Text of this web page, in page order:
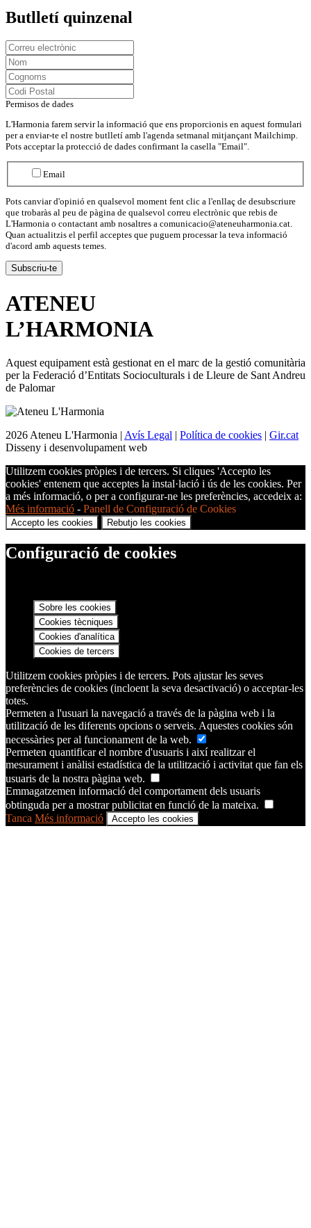
Butlletí quinzenal
Permisos de dades
L'Harmonia farem servir la informació que ens proporcionis en aquest formulari
per a enviar-te el nostre butlletí amb l'agenda setmanal mitjançant Mailchimp.
Pots acceptar la protecció de dades confirmant la casella "Email".
Email
Pots canviar d'opinió en qualsevol moment fent clic a l'enllaç de desubscriure
que trobaràs al peu de pàgina de qualsevol correu electrònic que rebis de
L'Harmonia o contactant amb nosaltres a comunicacio@ateneuharmonia.cat.
Quan actualitzis el perfil acceptes que puguem processar la teva informació
d'acord amb aquests temes.
ATENEU
L’HARMONIA
Aquest equipament està gestionat en el marc de la gestió comunitària
per la Federació d’Entitats Socioculturals i de Lleure de Sant Andreu
de Palomar
2026 Ateneu L'Harmonia | Avís Legal | Política de cookies | Gir.cat
Disseny i desenvolupament web
Utilitzem cookies pròpies i de tercers. Si cliques 'Accepto les
cookies' entenem que acceptes la instal·lació i ús de les cookies. Per
a més informació, o per a configurar-ne les preferències, accedeix a:
Més informació - Panell de Configuració de Cookies
Accepto les cookies Rebutjo les cookies
Configuració de cookies
Sobre les cookies
Cookies tècniques
Cookies d'analítica
Cookies de tercers
Utilitzem cookies pròpies i de tercers. Pots ajustar les seves
preferències de cookies (incloent la seva desactivació) o acceptar-les
totes.
Permeten a l'usuari la navegació a través de la pàgina web i la
utilització de les diferents opcions o serveis. Aquestes cookies són
necessàries per al funcionament de la web.
Permeten quantificar el nombre d'usuaris i així realitzar el
mesurament i anàlisi estadística de la utilització i activitat que fan els
usuaris de la nostra pàgina web.
Emmagatzemen informació del comportament dels usuaris
obtinguda per a mostrar publicitat en funció de la mateixa.
Tanca Més informació Accepto les cookies